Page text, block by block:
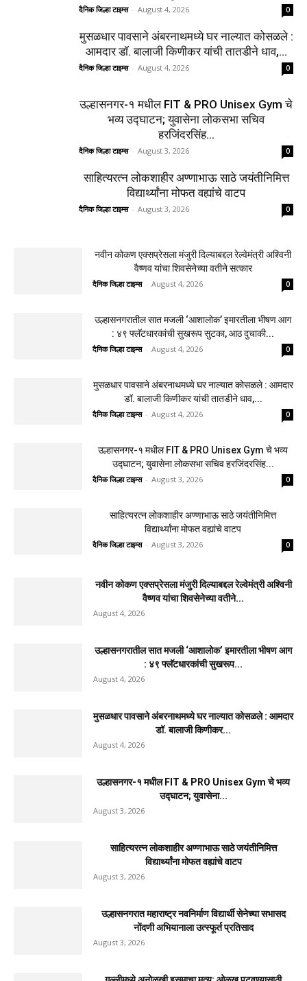
दैनिक जिल्हा टाइम्स - August 4, 2026 0
मुसळधार पावसाने अंबरनाथमध्ये घर नाल्यात कोसळले :
आमदार डॉ. बालाजी किणीकर यांची तातडीने धाव,...
दैनिक जिल्हा टाइम्स - August 4, 2026 0
उल्हासनगर-१ मधील FIT & PRO Unisex Gym चे
भव्य उद्घाटन; युवासेना लोकसभा सचिव
हरजिंदरसिंह...
दैनिक जिल्हा टाइम्स - August 3, 2026 0
साहित्यरत्न लोकशाहीर अण्णाभाऊ साठे जयंतीनिमित्त
विद्यार्थ्यांना मोफत वह्यांचे वाटप
दैनिक जिल्हा टाइम्स - August 3, 2026 0
नवीन कोकण एक्सप्रेसला मंजुरी दिल्याबद्दल रेल्वेमंत्री अश्विनी
वैष्णव यांचा शिवसेनेच्या वतीने सत्कार
दैनिक जिल्हा टाइम्स - August 4, 2026 0
उल्हासनगरातील सात मजली ‘आशालोक’ इमारतीला भीषण आग
: ४९ फ्लॅटधारकांची सुखरूप सुटका, आठ दुचाकी...
दैनिक जिल्हा टाइम्स - August 4, 2026 0
मुसळधार पावसाने अंबरनाथमध्ये घर नाल्यात कोसळले : आमदार
डॉ. बालाजी किणीकर यांची तातडीने धाव,...
दैनिक जिल्हा टाइम्स - August 4, 2026 0
उल्हासनगर-१ मधील FIT & PRO Unisex Gym चे भव्य
उद्घाटन; युवासेना लोकसभा सचिव हरजिंदरसिंह...
दैनिक जिल्हा टाइम्स - August 3, 2026 0
साहित्यरत्न लोकशाहीर अण्णाभाऊ साठे जयंतीनिमित्त
विद्यार्थ्यांना मोफत वह्यांचे वाटप
दैनिक जिल्हा टाइम्स - August 3, 2026 0
नवीन कोकण एक्सप्रेसला मंजुरी दिल्याबद्दल रेल्वेमंत्री अश्विनी
वैष्णव यांचा शिवसेनेच्या वतीने...
August 4, 2026
उल्हासनगरातील सात मजली ‘आशालोक’ इमारतीला भीषण आग
: ४९ फ्लॅटधारकांची सुखरूप...
August 4, 2026
मुसळधार पावसाने अंबरनाथमध्ये घर नाल्यात कोसळले : आमदार
डॉ. बालाजी किणीकर...
August 4, 2026
उल्हासनगर-१ मधील FIT & PRO Unisex Gym चे भव्य
उद्घाटन; युवासेना...
August 3, 2026
साहित्यरत्न लोकशाहीर अण्णाभाऊ साठे जयंतीनिमित्त
विद्यार्थ्यांना मोफत वह्यांचे वाटप
August 3, 2026
उल्हासनगरात महाराष्ट्र नवनिर्माण विद्यार्थी सेनेच्या सभासद
नोंदणी अभियानाला उत्स्फूर्त प्रतिसाद
August 3, 2026